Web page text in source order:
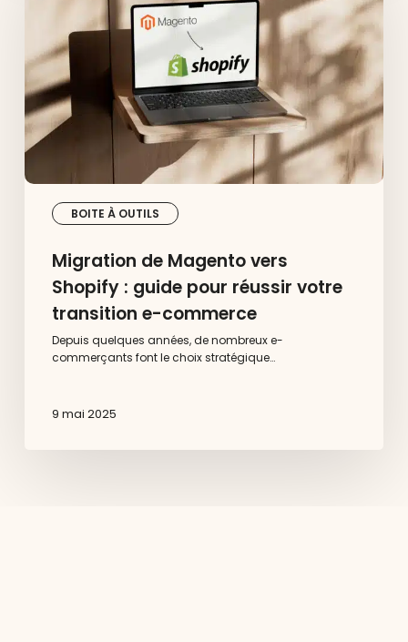
BOITE À OUTILS
guide
pour
réussir
votre
transition
e-
commerce
Migration de Magento vers
Shopify : guide pour réussir votre
transition e-commerce
Depuis quelques années, de nombreux e-
commerçants font le choix stratégique…
9 mai 2025